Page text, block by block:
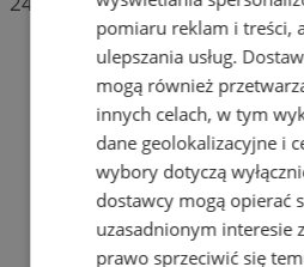
pomiaru reklam i treści,
ulepszania usług.
mogą również
innych celach, w tym
dane geolokalizacyjne i
wybory dotyczą
dostawcy mogą opierać
uzasadnionym interesie
prawo sprzeciwić się